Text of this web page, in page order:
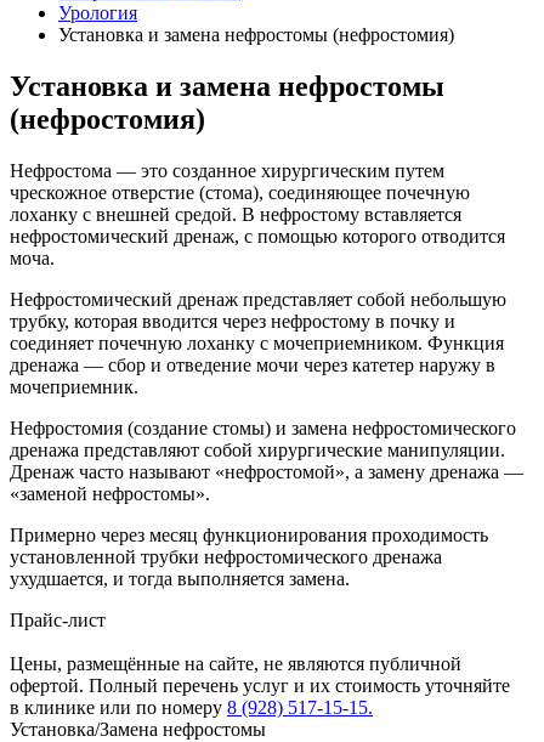
Урология
Установка и замена нефростомы (нефростомия)
Установка и замена нефростомы
(нефростомия)
Нефростома — это созданное хирургическим путем
чрескожное отверстие (стома), соединяющее почечную
лоханку с внешней средой. В нефростому вставляется
нефростомический дренаж, с помощью которого отводится
моча.
Нефростомический дренаж представляет собой небольшую
трубку, которая вводится через нефростому в почку и
соединяет почечную лоханку с мочеприемником. Функция
дренажа — сбор и отведение мочи через катетер наружу в
мочеприемник.
Нефростомия (создание стомы) и замена нефростомического
дренажа представляют собой хирургические манипуляции.
Дренаж часто называют «нефростомой», а замену дренажа —
«заменой нефростомы».
Примерно через месяц функционирования проходимость
установленной трубки нефростомического дренажа
ухудшается, и тогда выполняется замена.
Прайс-лист
Цены, размещённые на сайте, не являются публичной
офертой. Полный перечень услуг и их стоимость уточняйте
в клинике или по номеру 8 (928) 517-15-15.
Установка/Замена нефростомы